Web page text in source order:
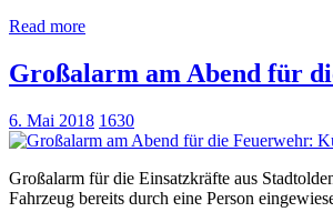
Read more
Großalarm am Abend für
6. Mai 2018 1630
Großalarm für die Einsatzkräfte aus
Fahrzeug bereits durch eine Person